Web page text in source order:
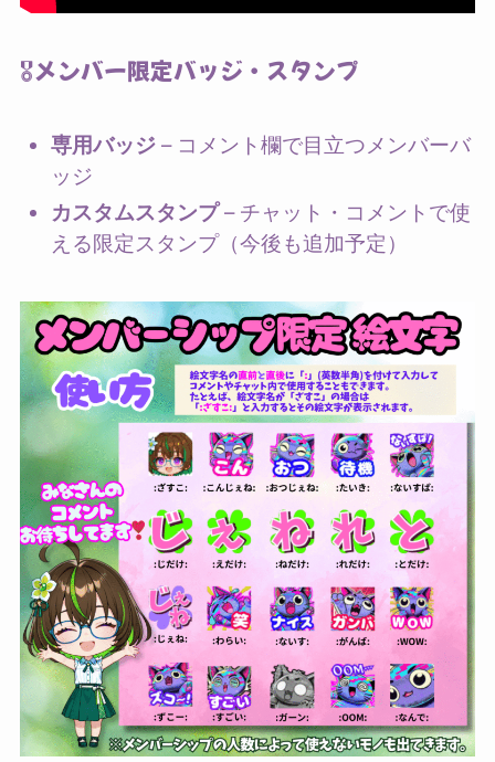
🎖️メンバー限定バッジ・スタンプ
専用バッジ – コメント欄で目立つメンバーバ
ッジ
カスタムスタンプ– チャット・コメントで使
える限定スタンプ（今後も追加予定）